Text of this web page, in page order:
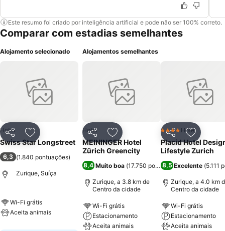
Este resumo foi criado por inteligência artificial e pode não ser 100% correto.
Comparar com estadias semelhantes
Alojamento selecionado
PartilharAdicionar aos favoritos
Hotel
Swiss Star Longstreet
6,3 (1.840 pontuações)
Zurique, Suíça
Wi-Fi grátis
Aceita animais
Alojamentos semelhantes
PartilharAdicionar aos favoritos
Hotel
MEININGER Hotel
Zürich Greencity
8,4 Muito boa (17.750 pontuações)
Zurique, a 3.8 km de
Centro da cidade
Wi-Fi grátis
Estacionamento
Aceita animais
Partilhar
4 EstrelasHotel
Placid Hotel
Lifestyle Zurich
8,5 Excelente (5.111
Zurique, a 4.0 km
Centro da cidade
Wi-Fi grátis
Estacionamento
Aceita animais